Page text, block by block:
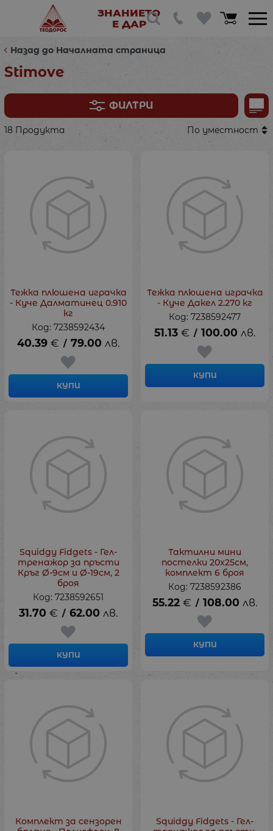
ЗНАНИЕТО
Е ДАР
Назад до Началната страница
Stimove
ФИЛТРИ
18 Продукта По уместност
Тежка плюшена играчка
- Куче Далматинец 0.910
кг
Код: 7238592434
40.39 € / 79.00 лв.
КУПИ
Тежка плюшена играчка
- Куче Дакел 2.270 кг
Код: 7238592477
51.13 € / 100.00 лв.
КУПИ
Squidgy Fidgets - Гел-
тренажор за пръсти
Кръг Ø-9см и Ø-19см, 2
броя
Код: 7238592651
31.70 € / 62.00 лв.
КУПИ
Тактилни мини
постелки 20x25см,
комплект 6 броя
Код: 7238592386
55.22 € / 108.00 лв.
КУПИ
Комплект за сензорен
Squidgy Fidgets - Гел-